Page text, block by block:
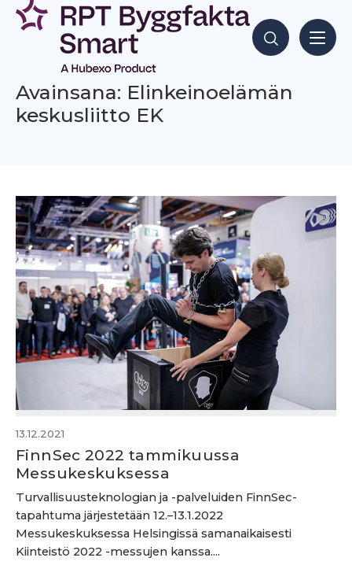
Siirry
sisältöön
Hae sisältöjä
Avainsana: Elinkeinoelämän
keskusliitto EK
13.12.2021
FinnSec 2022 tammikuussa
Messukeskuksessa
Turvallisuusteknologian ja -palveluiden FinnSec-
tapahtuma järjestetään 12.–13.1.2022
Messukeskuksessa Helsingissä samanaikaisesti
Kiinteistö 2022 -messujen kanssa....